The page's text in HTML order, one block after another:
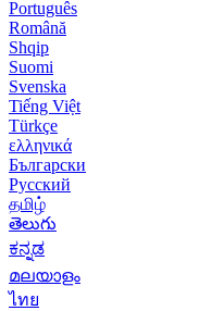
Português
Română
Shqip
Suomi
Svenska
Tiếng Việt
Türkçe
ελληνικά
Български
Русский
தமிழ்
తెలుగు
ಕನ್ನಡ
മലയാളം
ไทย